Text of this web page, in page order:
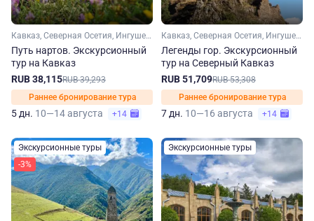
Кавказ, Северная Осетия, Ингушетия, Кабардино-Балкария
Путь нартов. Экскурсионный
тур на Кавказ
RUB 38,115RUB 39,293
Раннее бронирование тура
5 дн. 10—14 августа +14
Кавказ, Северная Осетия, Ингушетия, Кабардино-Балкария
Легенды гор. Экскурсионный
тур на Северный Кавказ
RUB 51,709RUB 53,308
Раннее бронирование тура
7 дн. 10—16 августа +14
Экскурсионные туры
-3%
Экскурсионные туры